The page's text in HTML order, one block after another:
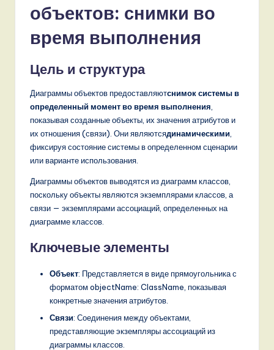
объектов: снимки во
время выполнения
Цель и структура
Диаграммы объектов предоставляютснимок системы в
определенный момент во время выполнения,
показывая созданные объекты, их значения атрибутов и
их отношения (связи). Они являютсядинамическими,
фиксируя состояние системы в определенном сценарии
или варианте использования.
Диаграммы объектов выводятся из диаграмм классов,
поскольку объекты являются экземплярами классов, а
связи — экземплярами ассоциаций, определенных на
диаграмме классов.
Ключевые элементы
Объект: Представляется в виде прямоугольника с
форматом objectName: ClassName, показывая
конкретные значения атрибутов.
Связи: Соединения между объектами,
представляющие экземпляры ассоциаций из
диаграммы классов.